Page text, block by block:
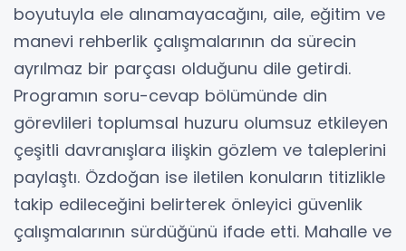
boyutuyla ele alınamayacağını, aile, eğitim ve
manevi rehberlik çalışmalarının da sürecin
ayrılmaz bir parçası olduğunu dile getirdi.
Programın soru-cevap bölümünde din
görevlileri toplumsal huzuru olumsuz etkileyen
çeşitli davranışlara ilişkin gözlem ve taleplerini
paylaştı. Özdoğan ise iletilen konuların titizlikle
takip edileceğini belirterek önleyici güvenlik
çalışmalarının sürdüğünü ifade etti. Mahalle ve